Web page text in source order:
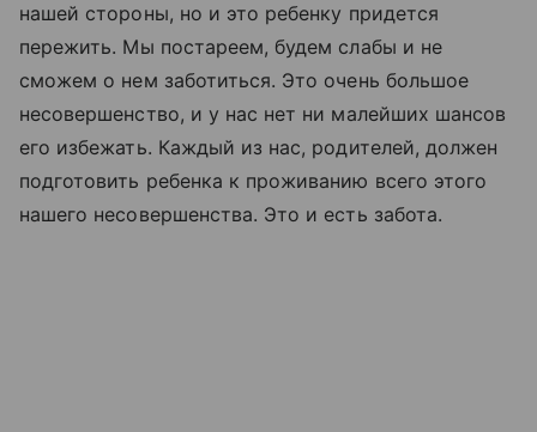
нашей стороны, но и это ребенку придется
пережить. Мы постареем, будем слабы и не
сможем о нем заботиться. Это очень большое
несовершенство, и у нас нет ни малейших шансов
его избежать. Каждый из нас, родителей, должен
подготовить ребенка к проживанию всего этого
нашего несовершенства. Это и есть забота.